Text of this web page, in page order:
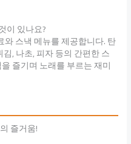
이 있나요?
스낵 메뉴를 제공합니다. 탄
, 나초, 피자 등의 간편한 스
즐기며 노래를 부르는 재미
즐거움!